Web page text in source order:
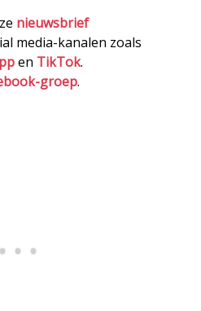
nieuwsbrief
media-kanalen zoals
en TikTok.
groep.